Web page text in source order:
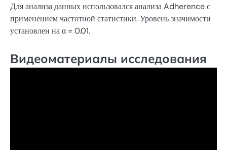
Для анализа данных использовался анализа Adherence с
применением частотной статистики. Уровень значимости
установлен на α = 0.01.
Видеоматериалы исследования